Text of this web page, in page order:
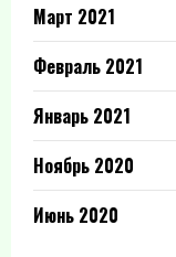
Март 2021
Февраль 2021
Январь 2021
Ноябрь 2020
Июнь 2020